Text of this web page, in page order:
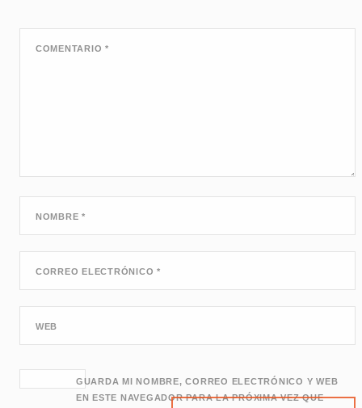
COMENTARIO*
NOMBRE*
CORREO ELECTRÓNICO*
WEB
GUARDA MI NOMBRE, CORREO ELECTRÓNICO Y WEB
EN ESTE NAVEGADOR PARA LA PRÓXIMA VEZ QUE